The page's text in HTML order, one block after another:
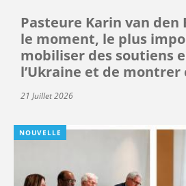
Pasteure Karin van den
le moment, le plus
mobiliser des soutiens
l’Ukraine et de montrer
21 Juillet 2026
NOUVELLE